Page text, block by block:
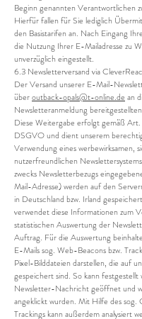
Beginn genannten Verantwortlichen
Hierfür fallen für Sie lediglich
den Basistarifen an. Nach Eingang
die Nutzung Ihrer E-Mailadresse zu
unverzüglich eingestellt.
6.3 Newsletterversand via
Der Versand unserer E-Mail-
überoutback-opals@t-online.de an
Newsletteranmeldung
Diese Weitergabe erfolgt gemäß
DSGVO und dient unserem
Verwendung eines werbewirksamen,
nutzerfreundlichen
zwecks Newsletterbezugs
Mail-Adresse) werden auf den
in Deutschland bzw. Irland
verwendet diese Informationen zum
statistischen Auswertung der
Auftrag. Für die Auswertung
E-Mails sog. Web-Beacons bzw.
Pixel-Bilddateien darstellen, die auf
gespeichert sind. So kann festgestellt
Newsletter-Nachricht geöffnet und
angeklickt wurden. Mit Hilfe des sog.
Trackings kann außerdem analysiert